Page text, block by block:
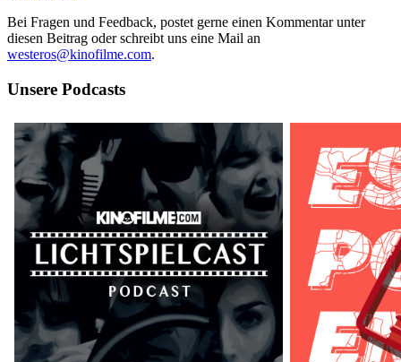
Bei Fragen und Feedback, postet gerne einen Kommentar unter
diesen Beitrag oder schreibt uns eine Mail an
westeros@kinofilme.com.
Unsere Podcasts